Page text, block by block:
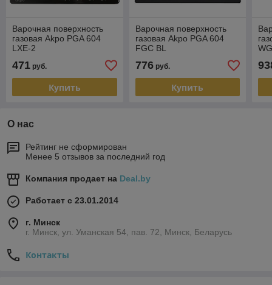
Варочная поверхность
газовая Akpo PGA 604
LXE-2
471 руб.
Купить
Варочная поверхность
газовая Akpo PGA 604
FGC BL
776руб.
Купить
О нас
Рейтинг не сформирован
Менее 5 отзывов за последний год
Компания продает на Deal.by
Работает с 23.01.2014
г. Минск
г. Минск, ул. Уманская 54, пав. 72, Минск, Беларусь
Контакты